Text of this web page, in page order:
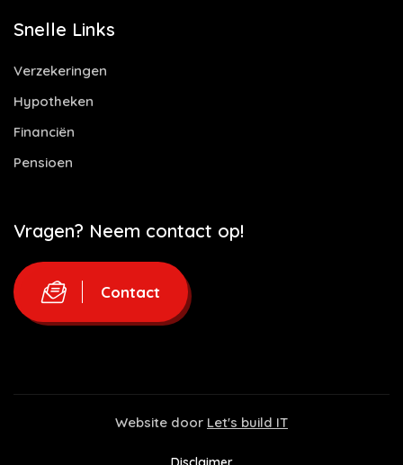
Snelle Links
Verzekeringen
Hypotheken
Financiën
Pensioen
Vragen? Neem contact op!
Contact
Website door Let's build IT